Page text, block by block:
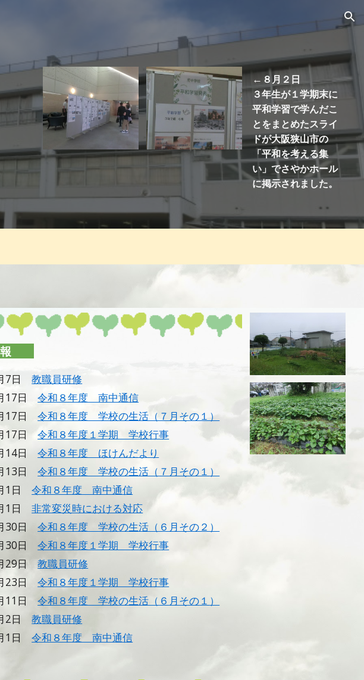
← ８月 ２ 日
３年生が１学期末に
平和学習で学んだこ
とをまとめたスライ
ドが大阪狭山市の
「平和を考える集
い」でさやかホール
に掲示されました。
報
7日教職員研修
17日令和８年度 南中通信
17日令和８年度 学校の生活（７月その１）
17日令和８年度１学期 学校行事
14日令和８年度 ほけんだより
13日令和８年度 学校の生活（ ７ 月その１ ）
1日令和８年度 南中通信
1日非常変災時における対応
30日令和８年度 学校の生活（６月その２）
30日令和８年度１学期 学校行事
29日教職員研修
23日令和８年度１学期 学校行事
11 日令和８年度 学校の生活（ ６ 月その１ ）
2日教職員研修
1日令和８年度 南中通信